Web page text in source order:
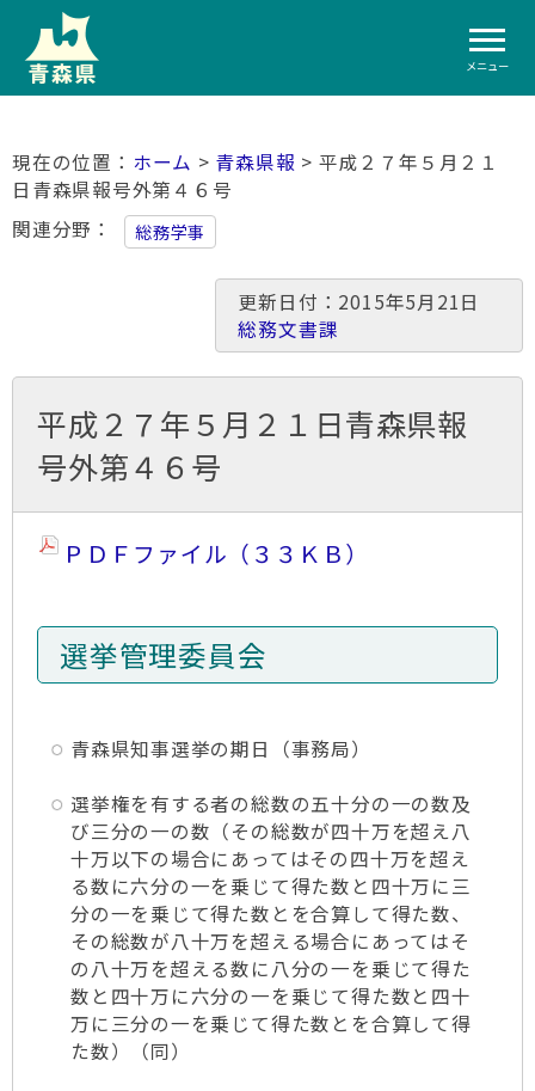
メニュー
ホーム > 青森県報 > 平成２７年５月２１
日青森県報号外第４６号
関連分野
総務学事
更新日付：2015年5月21日
総務文書課
平成２７年５月２１日青森県報
号外第４６号
ＰＤＦファイル（３３ＫＢ）
選挙管理委員会
青森県知事選挙の期日（事務局）
選挙権を有する者の総数の五十分の一の数及
び三分の一の数（その総数が四十万を超え八
十万以下の場合にあってはその四十万を超え
る数に六分の一を乗じて得た数と四十万に三
分の一を乗じて得た数とを合算して得た数、
その総数が八十万を超える場合にあってはそ
の八十万を超える数に八分の一を乗じて得た
数と四十万に六分の一を乗じて得た数と四十
万に三分の一を乗じて得た数とを合算して得
た数）（同）